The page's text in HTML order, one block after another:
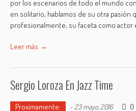
por los escenarios de todo el mundo con
en solitario, hablamos de su otra pasión
profesionalmente, su faceta como actor
Leer más →
Sergio Loroza En Jazz Time
Proximamente: - 23 mayo, 2016 0